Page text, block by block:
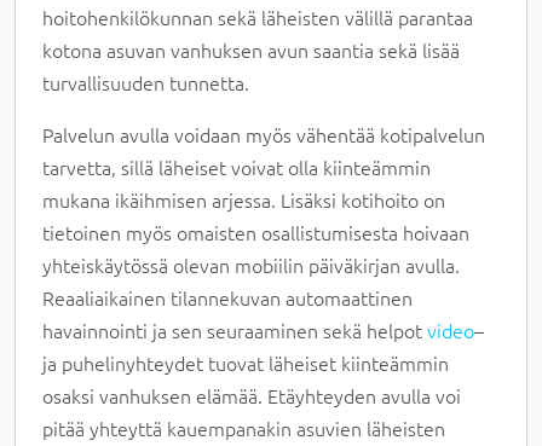
hoitohenkilökunnan sekä läheisten välillä parantaa
kotona asuvan vanhuksen avun saantia sekä lisää
turvallisuuden tunnetta.
Palvelun avulla voidaan myös vähentää kotipalvelun
tarvetta, sillä läheiset voivat olla kiinteämmin
mukana ikäihmisen arjessa. Lisäksi kotihoito on
tietoinen myös omaisten osallistumisesta hoivaan
yhteiskäytössä olevan mobiilin päiväkirjan avulla.
Reaaliaikainen tilannekuvan automaattinen
havainnointi ja sen seuraaminen sekä helpotvideo–
ja puhelinyhteydet tuovat läheiset kiinteämmin
osaksi vanhuksen elämää. Etäyhteyden avulla voi
pitää yhteyttä kauempanakin asuvien läheisten